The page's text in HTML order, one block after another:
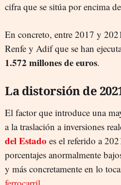
cifra que se sitúa por encima
En concreto, entre 2017 y
Renfe y Adif que se han
1.572 millones de euros.
La distorsión de
El factor que introduce una
a la traslación a inversiones
del Estado es el referido a
porcentajes anormalmente
y más concretamente en lo